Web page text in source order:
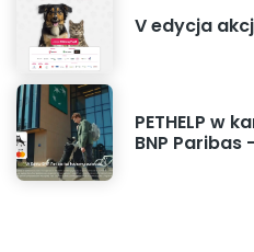
V edycja
PETHELP w
BNP Paribas